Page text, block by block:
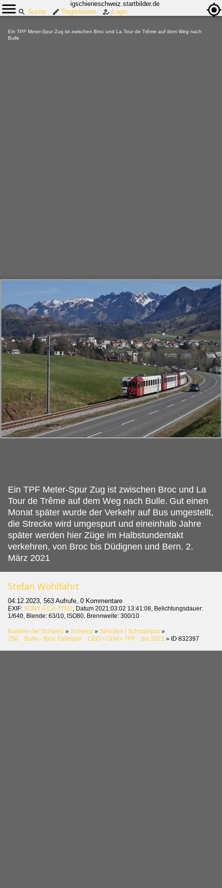
igschieneschweiz.startbilder.de
Suche
Registrieren Login
Ein TPF Meter-Spur Zug ist zwischen Broc und La Tour de Trême auf dem Weg nach
Bulle
Ein TPF Meter-Spur Zug ist zwischen Broc und La
Tour de Trême auf dem Weg nach Bulle. Gut einen
Monat später wurde der Verkehr auf Bus umgestellt,
die Strecke wird umgespurt und eineinhalb Jahre
später werden hier Züge im Halbstundentakt
verkehren, von Broc bis Düdignen und Bern. 2.
März 2021
Stefan Wohlfahrt
04.12.2023, 563 Aufrufe, 0 Kommentare
EXIF: SONY ILCA-77M2, Datum 2021:03:02 13:41:08, Belichtungsdauer:
1/640, Blende: 63/10, ISO80, Brennweite: 300/10
Bahnen der Schweiz » Schweiz » Strecken | Schmalspur »
256 Bulle – Broc Fabrique CEG > GFM > TPF bis 2021 » ID 832397